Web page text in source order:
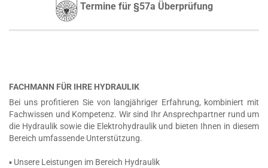
Termine für §57a Überprüfung
FACHMANN FÜR IHRE HYDRAULIK
Bei uns profitieren Sie von langjähriger Erfahrung, kombiniert mit
Fachwissen und Kompetenz. Wir sind Ihr Ansprechpartner rund um
die Hydraulik sowie die Elektrohydraulik und bieten Ihnen in diesem
Bereich umfassende Unterstützung.
▪ Unsere Leistungen im Bereich Hydraulik